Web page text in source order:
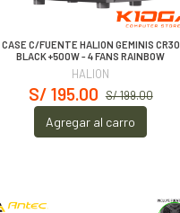
CASE C/FUENTE HALION GEMINIS CR30
BLACK +500W - 4 FANS RAINBOW
HALION
S/ 199.00
S/ 195.00
Agregar al carro